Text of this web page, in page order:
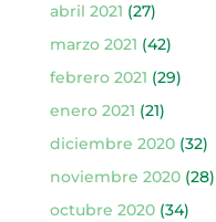
abril 2021 (27)
marzo 2021 (42)
febrero 2021 (29)
enero 2021 (21)
diciembre 2020(32)
noviembre 2020(28)
octubre 2020(34)